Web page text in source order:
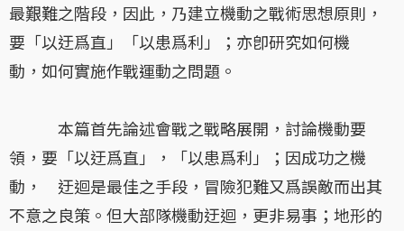
最艱難之階段，因此，乃建立機動之戰術思想原則，
要「以迂爲直」「以患爲利」；亦卽研究如何機
動，如何實施作戰運動之問題。
本篇首先論述會戰之戰略展開，討論機動要
領，要「以迂爲直」，「以患爲利」；因成功之機
動， 迂迴是最佳之手段，冒險犯難又爲誤敵而出其
不意之良策。但大部隊機動迂迴，更非易事；地形的